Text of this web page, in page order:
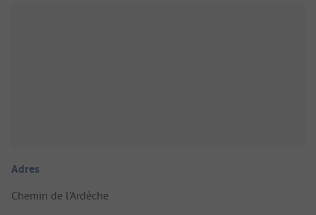
Adres
Chemin de l'Ardèche